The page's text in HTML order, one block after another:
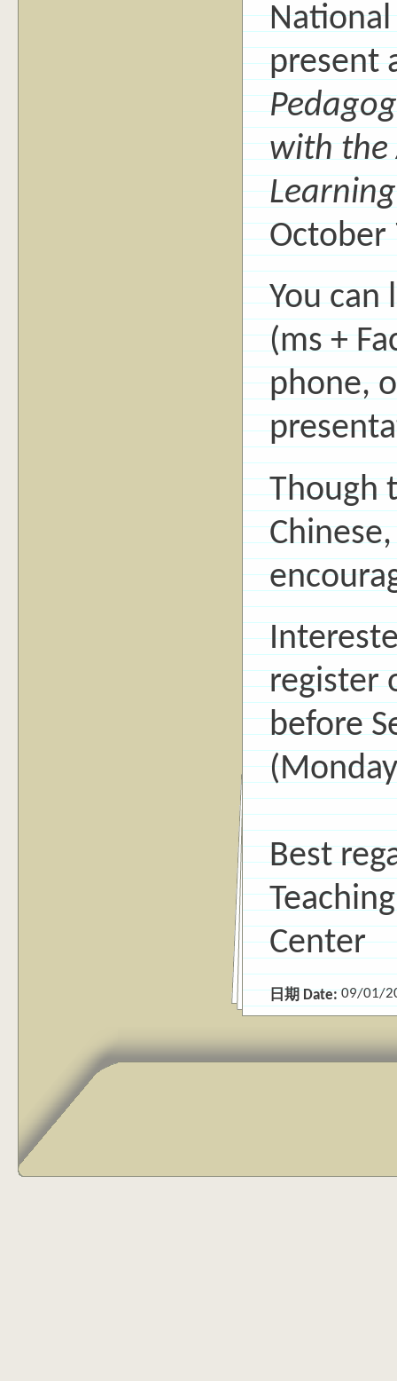
present
with the
Learning
October
You can
(ms +
phone,
Though
register
before
Best
Center
日期 Date:09/01/